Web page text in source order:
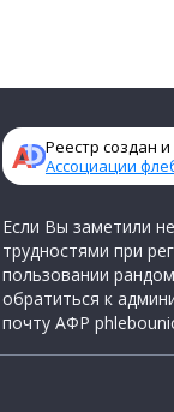
Реестр создан
Ассоциации
Если Вы заметили
трудностями при
пользовании
обратиться к
почту АФР